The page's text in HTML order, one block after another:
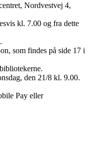
Nordvestvej 4,
kl. 7.00 og fra dette
som findes på side 17 i
den 21/8 kl. 9.00.
Pay eller